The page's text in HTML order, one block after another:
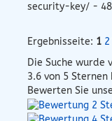
security-key/ -
Ergebnisseite: 1 2
Die Suche wurde
3.6 von 5
Bewerten Sie